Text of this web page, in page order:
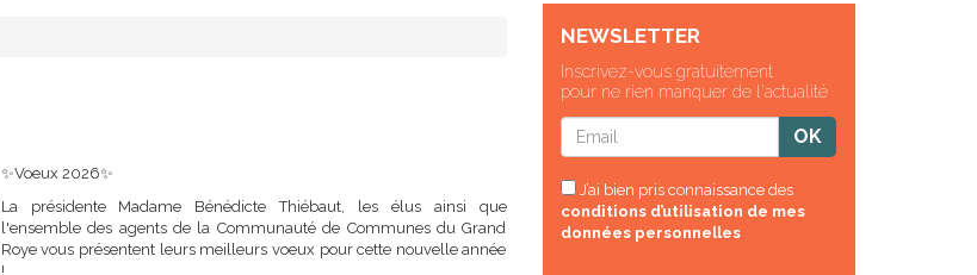
✨Voeux 2026✨
La présidente Madame Bénédicte Thiébaut, les élus ainsi que
l'ensemble des agents de la Communauté de Communes du Grand
Roye vous présentent leurs meilleurs voeux pour cette nouvelle année
!
NEWSLETTER
Inscrivez-vous gratuitement
pour ne rien manquer de l'actualité
J’ai bien pris connaissance des
conditions d’utilisation de mes
données personnelles